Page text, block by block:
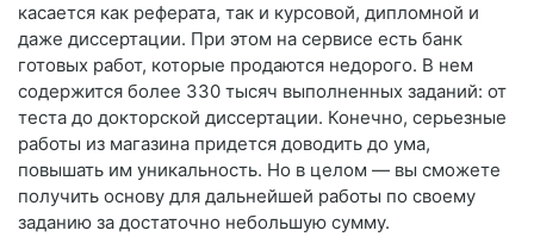
касается как реферата, так и курсовой, дипломной и
даже диссертации. При этом на сервисе есть банк
готовых работ, которые продаются недорого. В нем
содержится более 330 тысяч выполненных заданий: от
теста до докторской диссертации. Конечно, серьезные
работы из магазина придется доводить до ума,
повышать им уникальность. Но в целом — вы сможете
получить основу для дальнейшей работы по своему
заданию за достаточно небольшую сумму.